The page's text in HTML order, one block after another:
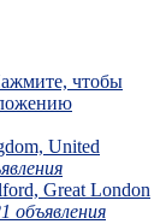
чтобы
United
Great London
объявления